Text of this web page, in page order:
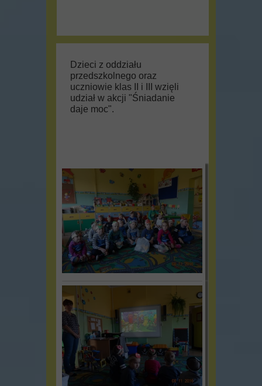
Dzieci z oddziału
przedszkolnego oraz
uczniowie klas II i III wzięli
udział w akcji "Śniadanie
daje moc".